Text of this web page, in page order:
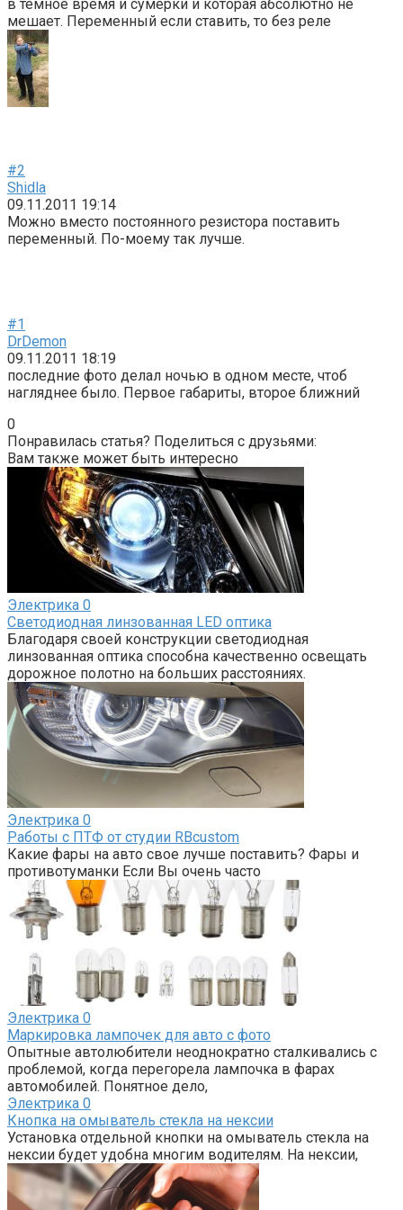
в темное время и сумерки и которая абсолютно не
мешает. Переменный если ставить, то без реле
#2
Shidla
09.11.2011 19:14
Можно вместо постоянного резистора поставить
переменный. По-моему так лучше.
#1
DrDemon
09.11.2011 18:19
последние фото делал ночью в одном месте, чтоб
нагляднее было. Первое габариты, второе ближний
0
Понравилась статья? Поделиться с друзьями:
Вам также может быть интересно
Электрика 0
Светодиодная линзованная LED оптика
Благодаря своей конструкции светодиодная
линзованная оптика способна качественно освещать
дорожное полотно на больших расстояниях.
Электрика 0
Работы с ПТФ от студии RBcustom
Какие фары на авто свое лучше поставить? Фары и
противотуманки Если Вы очень часто
Электрика 0
Маркировка лампочек для авто с фото
Опытные автолюбители неоднократно сталкивались с
проблемой, когда перегорела лампочка в фарах
автомобилей. Понятное дело,
Электрика 0
Кнопка на омыватель стекла на нексии
Установка отдельной кнопки на омыватель стекла на
нексии будет удобна многим водителям. На нексии,